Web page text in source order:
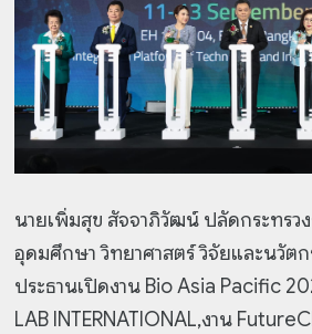
นายเพิ่มสุข สัจจาภิวัฒน์ ปลัดกระทรวง
อุดมศึกษา วิทยาศาสตร์ วิจัยและนวัตก
ประธานเปิดงาน Bio Asia Pacific
LAB INTERNATIONAL,งาน